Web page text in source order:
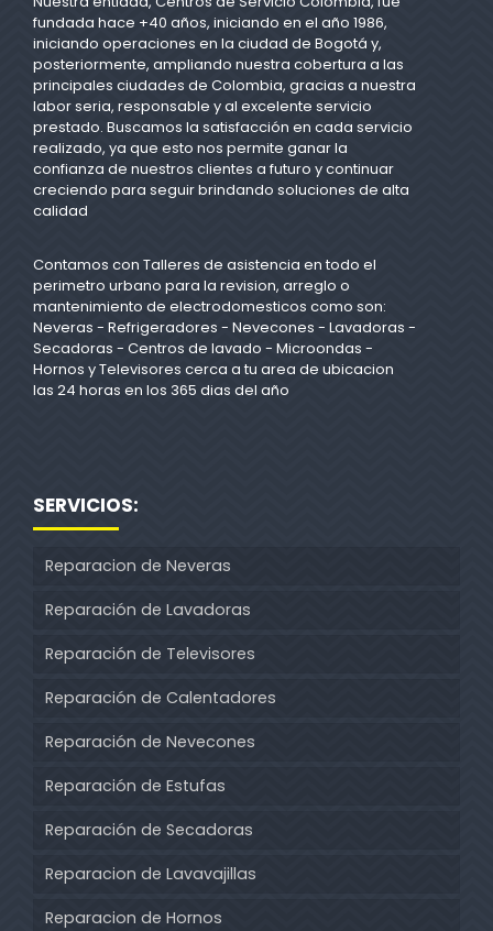
fundada hace +40 años, iniciando en el año 1986,
iniciando operaciones en la ciudad de Bogotá y,
posteriormente, ampliando nuestra cobertura a las
principales ciudades de Colombia, gracias a nuestra
labor seria, responsable y al excelente servicio
prestado. Buscamos la satisfacción en cada servicio
realizado, ya que esto nos permite ganar la
confianza de nuestros clientes a futuro y continuar
creciendo para seguir brindando soluciones de alta
calidad
Contamos con Talleres de asistencia en todo el
perimetro urbano para la revision, arreglo o
mantenimiento de electrodomesticos como son:
Neveras - Refrigeradores - Nevecones - Lavadoras -
Secadoras - Centros de lavado - Microondas -
Hornos y Televisores cerca a tu area de ubicacion
las 24 horas en los 365 dias del año
SERVICIOS:
Reparacion de Neveras
Reparación de Lavadoras
Reparación de Televisores
Reparación de Calentadores
Reparación de Nevecones
Reparación de Estufas
Reparación de Secadoras
Reparacion de Lavavajillas
Reparacion de Hornos